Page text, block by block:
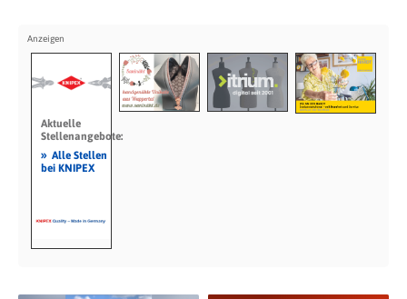
Aktuelle
Stellenangebote:
» Alle Stellen
bei KNIPEX